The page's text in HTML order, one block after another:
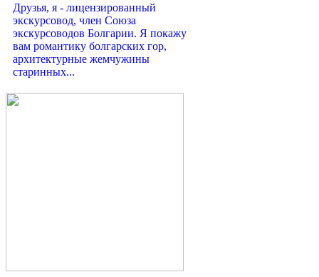
Друзья, я - лицензированный
экскурсовод, член Союза
экскурсоводов Болгарии. Я покажу
вам романтику болгарских гор,
архитектурные жемчужины
старинных...